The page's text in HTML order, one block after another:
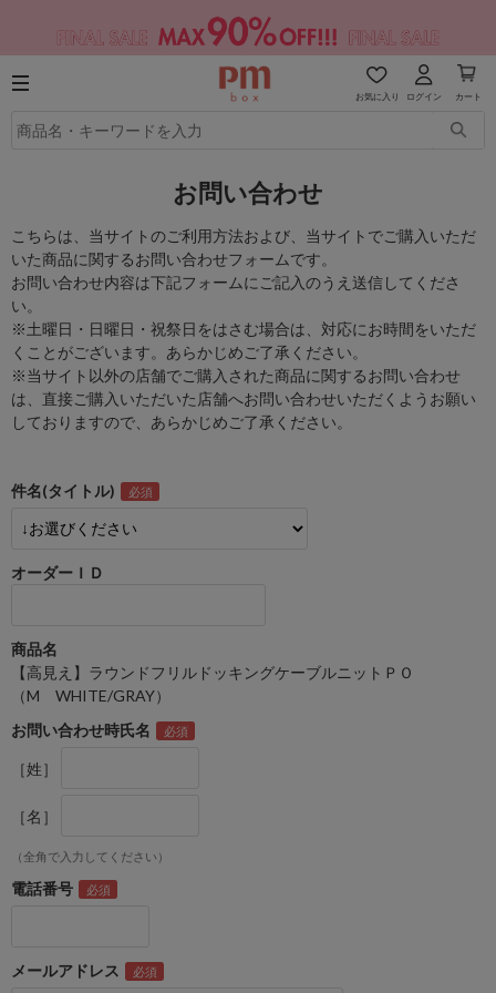
お気に入り ログイン カート
お問い合わせ
こちらは、当サイトのご利用方法および、当サイトでご購入いただ
いた商品に関するお問い合わせフォームです。
お問い合わせ内容は下記フォームにご記入のうえ送信してくださ
い。
※土曜日・日曜日・祝祭日をはさむ場合は、対応にお時間をいただ
くことがございます。あらかじめご了承ください。
※当サイト以外の店舗でご購入された商品に関するお問い合わせ
は、直接ご購入いただいた店舗へお問い合わせいただくようお願い
しておりますので、あらかじめご了承ください。
件名(タイトル)
オーダーＩＤ
商品名
【高見え】ラウンドフリルドッキングケーブルニットＰＯ
（M WHITE/GRAY）
お問い合わせ時氏名
［姓］
［名］
（全角で入力してください）
電話番号
メールアドレス